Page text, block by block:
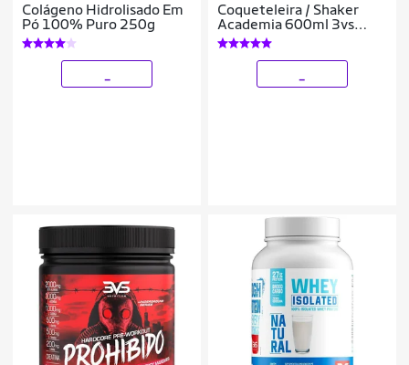
Colágeno Hidrolisado Em
Pó 100% Puro 250g
Coqueteleira / Shaker
Academia 600ml 3vs
Nutrition